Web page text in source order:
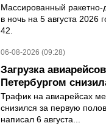
Массированный ракетно-
в ночь на 5 августа 2026
42.
06-08-2026 (09:28)
Загрузка
Петербургом
Трафик на авиарейсах
снизился за первую
написал 6 августа...